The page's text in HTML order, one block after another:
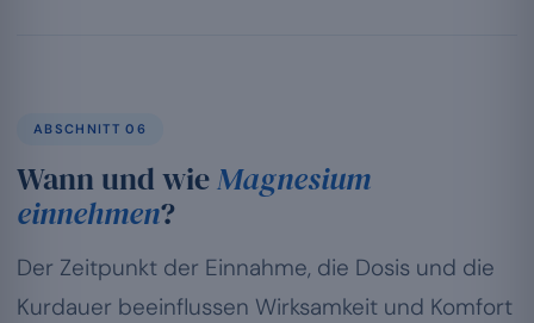
ABSCHNITT 06
Wann und wieMagnesium
einnehmen?
Der Zeitpunkt der Einnahme, die Dosis und die
Kurdauer beeinflussen Wirksamkeit und Komfort